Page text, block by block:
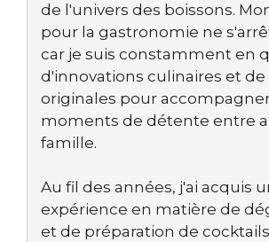
de l'univers des boissons.
pour la gastronomie ne
car je suis constamment en
d'innovations culinaires et
originales pour
moments de détente entre
famille.
Au fil des années, j'ai acquis
expérience en matière de
et de préparation de